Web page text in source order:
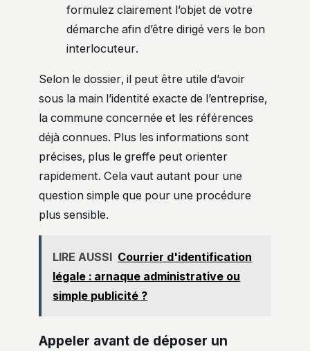
formulez clairement l’objet de votre
démarche afin d’être dirigé vers le bon
interlocuteur.
Selon le dossier, il peut être utile d’avoir
sous la main l’identité exacte de l’entreprise,
la commune concernée et les références
déjà connues. Plus les informations sont
précises, plus le greffe peut orienter
rapidement. Cela vaut autant pour une
question simple que pour une procédure
plus sensible.
LIRE AUSSI Courrier d'identification
légale : arnaque administrative ou
simple publicité ?
Appeler avant de déposer un